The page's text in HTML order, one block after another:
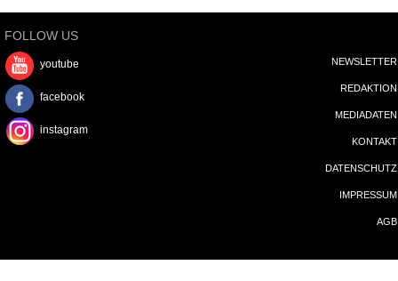
FOLLOW US
youtube
facebook
instagram
NEWSLETTER
REDAKTION
MEDIADATEN
KONTAKT
DATENSCHUTZ
IMPRESSUM
AGB